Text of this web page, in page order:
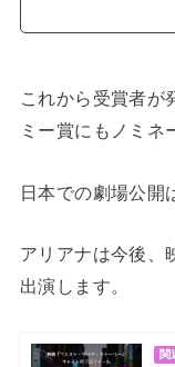
これから受賞者が
ミー賞にもノミネ
日本での劇場公開
アリアナは今後、
出演します。
関